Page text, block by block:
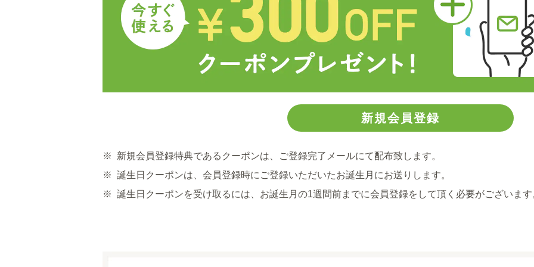
※
新規会員登録特典であるクーポンは、ご登録完了メールにて配布致します。
※ 誕生日クーポンは、会員登録時にご登録いただいたお誕生月にお送りします。
※ 誕生日クーポンを受け取るには、お誕生月の1週間前までに会員登録をして頂く必要がございます